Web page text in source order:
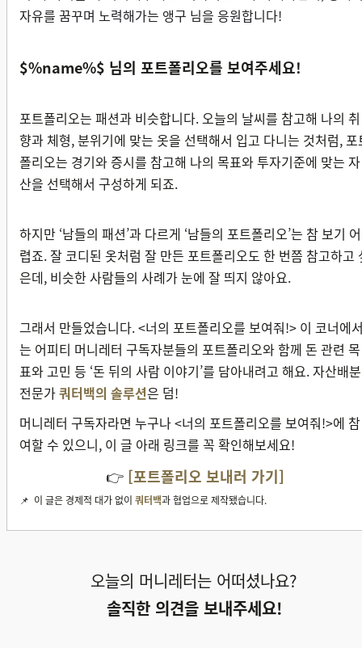
자유를 꿈꾸며 노력해가는 앵구 님을 응원합니다!
$%name%$ 님의 포트폴리오를 보여주세요!
포트폴리오는 패션과 비슷합니다. 오늘의 날씨를 참고해 나의 취
향과 체형, 분위기에 맞는 옷을 선택해서 입고 다니는 것처럼, 포
폴리오는 경기와 증시를 참고해 나의 목표와 투자기준에 맞는 자
산을 선택해서 구성하게 되죠.
하지만 ‘남들의 패션’과 다르게 ‘남들의 포트폴리오’는 참 보기 어
렵죠. 잘 코디된 옷처럼 잘 만든 포트폴리오도 한 번쯤 참고하고
은데, 비슷한 사람들의 사례가 눈에 잘 띄지 않아요.
그래서 만들었습니다. <너의 포트폴리오를 보여줘!> 이 코너에
는 어피티 머니레터 구독자분들의 포트폴리오와 함께 돈 관련 목
표와 고민 등 ‘돈 뒤의 사람 이야기’를 담아내려고 해요. 자산배분
전문가쿼터백의 솔루션은 덤!
머니레터 구독자라면 누구나 <너의 포트폴리오를 보여줘!>에 참
여할 수 있으니, 이 글 아래 링크를 꼭 확인해보세요!
👉[포트폴리오 보내러 가기]
📌 이 글은 경제적 대가 없이 쿼터백과 협업으로 제작됐습니다.
오늘의 머니레터는 어떠셨나요?
솔직한 의견을 보내주세요!